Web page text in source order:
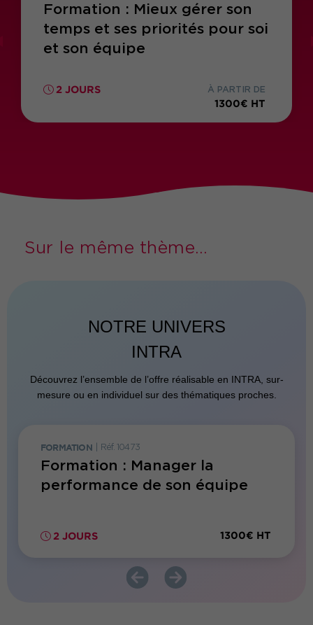
Formation : Mieux gérer son
temps et ses priorités pour soi
et son équipe
2 JOURS À PARTIR DE
1300€ HT
Sur le même thème...
NOTRE UNIVERS
INTRA
Découvrez l’ensemble de l’offre réalisable en INTRA, sur-
mesure ou en individuel sur des thématiques proches.
FORMATION Réf. 10473
Formation : Manager la
performance de son équipe
2 JOURS 1300€ HT